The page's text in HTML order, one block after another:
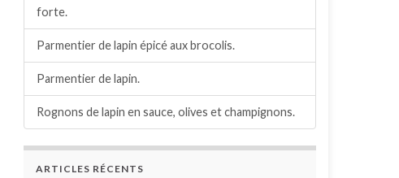
forte.
Parmentier de lapin épicé aux brocolis.
Parmentier de lapin.
Rognons de lapin en sauce, olives et champignons.
ARTICLES RÉCENTS